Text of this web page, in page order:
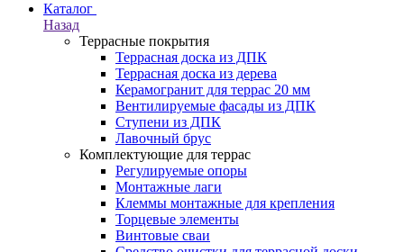
Каталог
Назад
Террасные покрытия
Террасная доска из ДПК
Террасная доска из дерева
Керамогранит для террас 20 мм
Вентилируемые фасады из ДПК
Ступени из ДПК
Лавочный брус
Комплектующие для террас
Регулируемые опоры
Монтажные лаги
Клеммы монтажные для крепления
Торцевые элементы
Винтовые сваи